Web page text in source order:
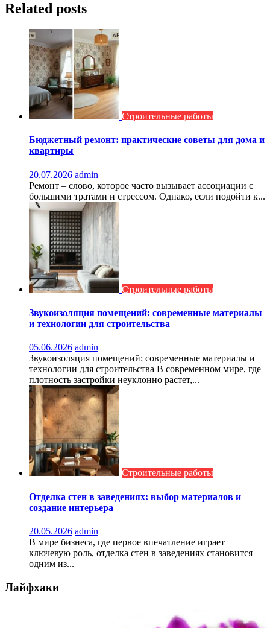
Related posts
Строительные работы
Бюджетный ремонт: практические советы для дома и
квартиры
20.07.2026 admin
Ремонт – слово, которое часто вызывает ассоциации с
большими тратами и стрессом. Однако, если подойти к...
Строительные работы
Звукоизоляция помещений: современные материалы
и технологии для строительства
05.06.2026 admin
Звукоизоляция помещений: современные материалы и
технологии для строительства В современном мире, где
плотность застройки неуклонно растет,...
Строительные работы
Отделка стен в заведениях: выбор материалов и
создание интерьера
20.05.2026 admin
В мире бизнеса, где первое впечатление играет
ключевую роль, отделка стен в заведениях становится
одним из...
Лайфхаки